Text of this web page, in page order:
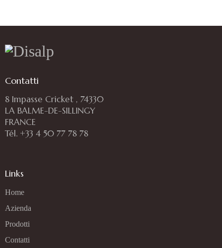
Contatti
8 Impasse Cricket , 74330
LA BALME-DE-SILLINGY
FRANCE
Tél. +33 4 50 77 78 78
Links
Home
Azienda
Prodotti
Contatti